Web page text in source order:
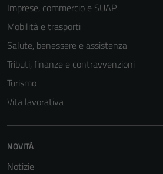
Imprese, commercio e SUAP
Mobilità e trasporti
Salute, benessere e assistenza
Tributi, finanze e contravvenzioni
Turismo
Vita lavorativa
NOVITÀ
Notizie